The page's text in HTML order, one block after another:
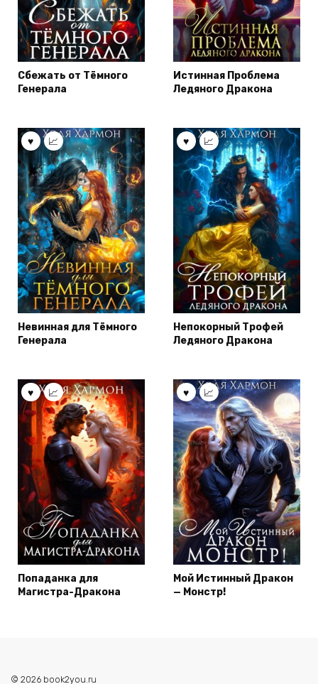
Сбежать от Тёмного
Генерала
Истинная Проблема
Ледяного Дракона
Невинная для Тёмного
Генерала
Непокорный Трофей
Ледяного Дракона
Попаданка для
Магистра-Дракона
Мой Истинный Дракон
— Монстр!
© 2026 book2you.ru